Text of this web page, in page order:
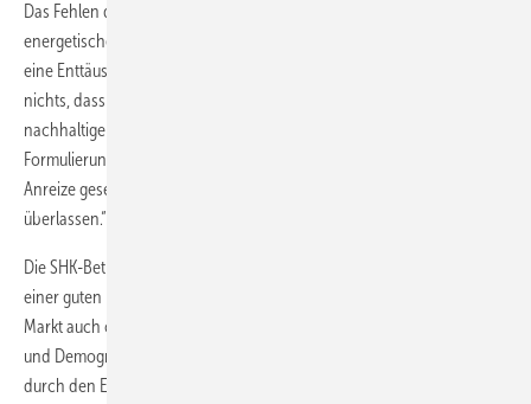
Das Fehlen der steuerlichen Abschreibung auf Maßnahmen der
energetischen Gebäudesanierung ist aus Sicht des SHK-Handwerks
eine Enttäuschung. Nach Einschätzung von Stather nutze es da auch
nichts, dass der Koalitionsvertrag „Effizienz als zweite Säule ­einer
nachhaltigen Energiewende“ ausweise. Angesichts einer solchen
Formulierung prognostizierte der ZV-Präsident: „Wo keine konkreten
Anreize gesetzt werden, bleibt der Markt weiter sich selbst
überlassen.“
Die SHK-Betriebe befinden sich dank bester Auftragslage allerdings in
einer guten Position. „Das SHK-Handwerk ist stark genug, um sich am
Markt auch ohne politische Rückendeckung zu behaupten. Energie
und Demografie – diese beiden Themenfelder werden ohnehin nur
durch den Einsatz und das Engagement unseres Handwerks zu einer